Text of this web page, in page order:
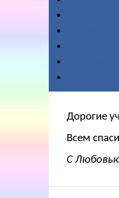
Дорогие
Всем
С